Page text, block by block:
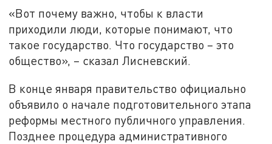
«Вот почему важно, чтобы к власти
приходили люди, которые понимают, что
такое государство. Что государство – это
общество», – сказал Лисневский.
В конце января правительство официально
объявило о начале подготовительного этапа
реформы местного публичного управления.
Позднее процедура административного